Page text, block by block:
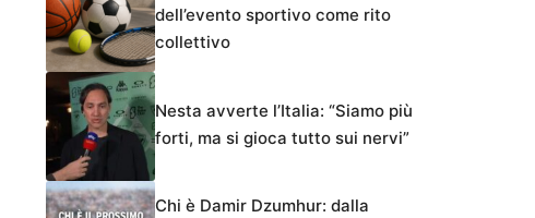
dell’evento sportivo come rito
collettivo
Nesta avverte l’Italia: “Siamo più
forti, ma si gioca tutto sui nervi”
Chi è Damir Dzumhur: dalla